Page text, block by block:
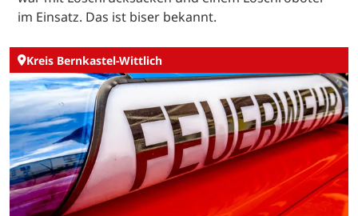
im Einsatz. Das ist biser bekannt.
Kreis Bernkastel-Wittlich